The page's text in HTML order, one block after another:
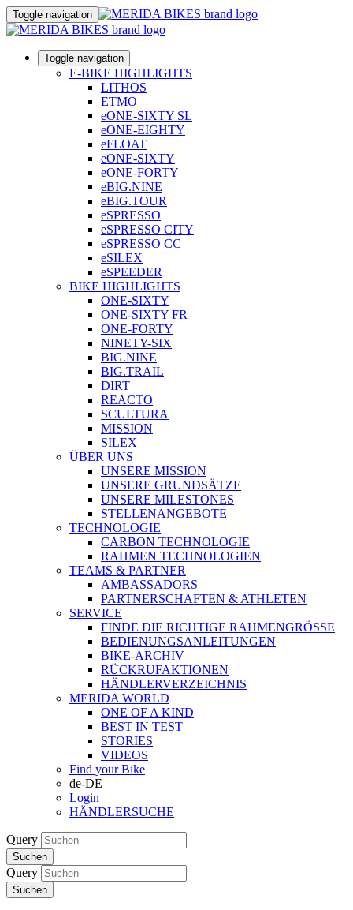
Toggle navigation
Toggle navigation
E-BIKE HIGHLIGHTS
LITHOS
ETMO
eONE-SIXTY SL
eONE-EIGHTY
eFLOAT
eONE-SIXTY
eONE-FORTY
eBIG.NINE
eBIG.TOUR
eSPRESSO
eSPRESSO CITY
eSPRESSO CC
eSILEX
eSPEEDER
BIKE HIGHLIGHTS
ONE-SIXTY
ONE-SIXTY FR
ONE-FORTY
NINETY-SIX
BIG.NINE
BIG.TRAIL
DIRT
REACTO
SCULTURA
MISSION
SILEX
ÜBER UNS
UNSERE MISSION
UNSERE GRUNDSÄTZE
UNSERE MILESTONES
STELLENANGEBOTE
TECHNOLOGIE
CARBON TECHNOLOGIE
RAHMEN TECHNOLOGIEN
TEAMS & PARTNER
AMBASSADORS
PARTNERSCHAFTEN & ATHLETEN
SERVICE
FINDE DIE RICHTIGE RAHMENGRÖSSE
BEDIENUNGSANLEITUNGEN
BIKE-ARCHIV
RÜCKRUFAKTIONEN
HÄNDLERVERZEICHNIS
MERIDA WORLD
ONE OF A KIND
BEST IN TEST
STORIES
VIDEOS
Find your Bike
de-DE
Login
HÄNDLERSUCHE
Query
Suchen
Query
Suchen